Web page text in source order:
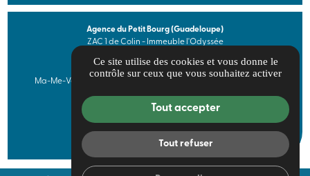
Agence du Petit Bourg (Guadeloupe)
ZAC 1 de Colin - Immeuble l'Odyssée
05 90 41 52 96
Ma-Me-Ve : 9h-19h et Je : 14h-19h et Sa : 8h-12h30 et en vacances
scolaires : 8h-16h
Ce site utilise des cookies et vous donne le
contrôle sur ceux que vous souhaitez activer
Tout accepter
Tout refuser